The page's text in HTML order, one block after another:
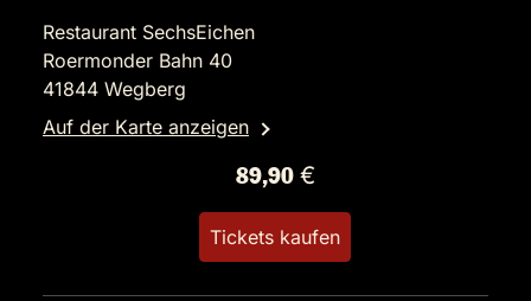
Restaurant SechsEichen
Roermonder Bahn 40
41844 Wegberg
Auf der Karte anzeigen
89,90 €
Tickets kaufen